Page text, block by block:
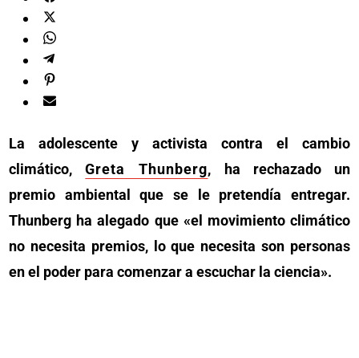
La adolescente y activista contra el cambio
climático,Greta Thunberg, ha rechazado un
premio ambiental que se le pretendía entregar.
Thunberg ha alegado que «el movimiento climático
no necesita premios, lo que necesita son personas
en el poder para comenzar a escuchar la ciencia».